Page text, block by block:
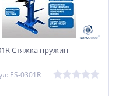
Стяжка пружин
ES-0301R